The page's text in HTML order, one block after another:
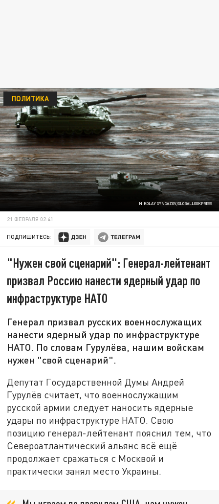
NIKOLAY GYNGAZOV/GLOBALLOOKPRESS
ПОЛИТИКА
21 ФЕВРАЛЯ 02:41
ПОДПИШИТЕСЬ:
"Нужен свой сценарий": Генерал-лейтенант
призвал Россию нанести ядерный удар по
инфраструктуре НАТО
Генерал призвал русских военнослужащих
нанести ядерный удар по инфраструктуре
НАТО. По словам Гурулёва, нашим войскам
нужен "свой сценарий".
Депутат Государственной Думы Андрей
Гурулёв считает, что военнослужащим
русской армии следует наносить ядерные
удары по инфраструктуре НАТО. Свою
позицию генерал-лейтенант пояснил тем, что
Североатлантический альянс всё ещё
продолжает сражаться с Москвой и
практически занял место Украины.